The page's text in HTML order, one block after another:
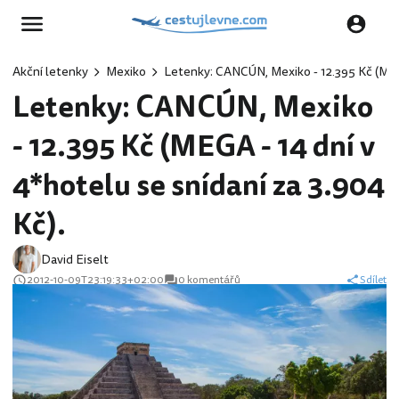
Akční letenky Mexiko Letenky: CANCÚN, Mexiko - 12.395 Kč
Letenky: CANCÚN, Mexiko
- 12.395 Kč (MEGA - 14 dní v
4*hotelu se snídaní za 3.904
Kč).
David Eiselt
2012-10-09T23:19:33+02:00 0 komentářů Sdílet